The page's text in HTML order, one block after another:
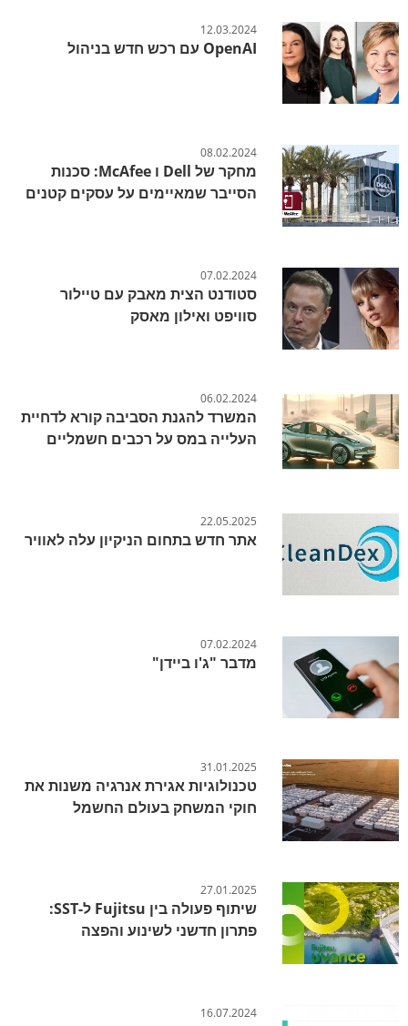
12.03.2024
OpenAI עם רכש חדש בניהול
08.02.2024
מחקר של Dell ו McAfee: סכנות
הסייבר שמאיימים על עסקים קטנים
07.02.2024
סטודנט הצית מאבק עם טיילור
סוויפט ואילון מאסק
06.02.2024
המשרד להגנת הסביבה קורא לדחיית
העלייה במס על רכבים חשמליים
22.05.2025
אתר חדש בתחום הניקיון עלה לאוויר
07.02.2024
מדבר "ג'ו ביידן"
31.01.2025
טכנולוגיות אגירת אנרגיה משנות את
חוקי המשחק בעולם החשמל
27.01.2025
שיתוף פעולה בין Fujitsu ל-SST:
פתרון חדשני לשינוע והפצה
16.07.2024